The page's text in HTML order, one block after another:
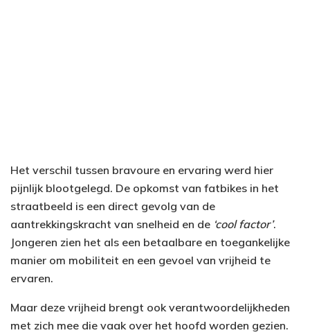
Het verschil tussen bravoure en ervaring werd hier
pijnlijk blootgelegd. De opkomst van fatbikes in het
straatbeeld is een direct gevolg van de
aantrekkingskracht van snelheid en de ‘cool factor’.
Jongeren zien het als een betaalbare en toegankelijke
manier om mobiliteit en een gevoel van vrijheid te
ervaren.
Maar deze vrijheid brengt ook verantwoordelijkheden
met zich mee die vaak over het hoofd worden gezien.